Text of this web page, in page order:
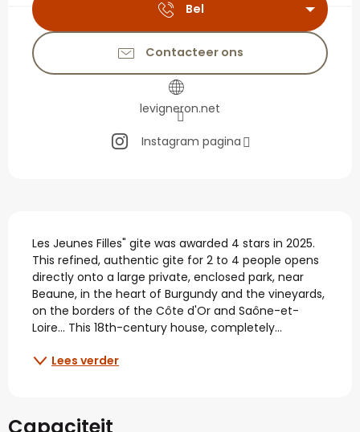
Bel
Contacteer ons
levigneron.net
Instagram pagina
Beschrijving
Les Jeunes Filles" gite was awarded 4 stars in 2025.
This refined, authentic gite for 2 to 4 people opens
directly onto a large private, enclosed park, near
Beaune, in the heart of Burgundy and the vineyards,
on the borders of the Côte d'Or and Saône-et-
Loire... This 18th-century house, completely...
Lees verder